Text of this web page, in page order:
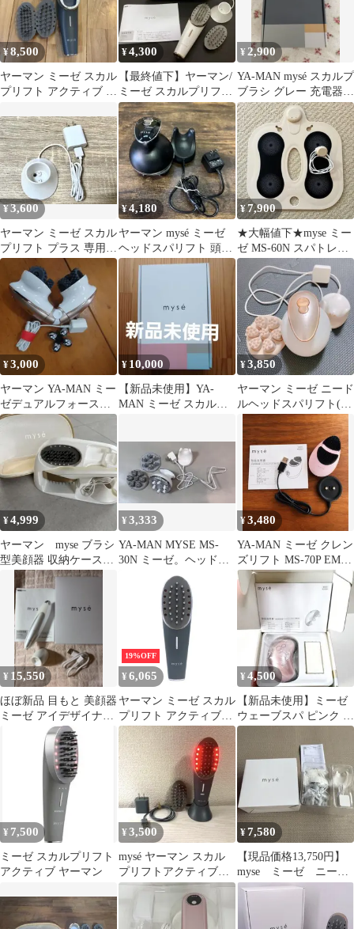
¥8,500
ヤーマン ミーゼ スカル
プリフト アクティブ プ
済】
¥4,300
【最終値下】ヤーマン/
ミーゼ スカルプリフト
ポーチセット/ mysé 美
顔器
¥2,900
YA-MAN mysé スカルプ
ブラシ グレー 充電器付
き
¥3,600
ヤーマン ミーゼ スカル
プリフト プラス 専用充
電スタンド アタッチメ
ント
¥4,180
ヤーマン mysé ミーゼ
ヘッドスパリフト 頭皮
マッサージャー 美顔器
¥7,900
★大幅値下★myse ミー
ゼ MS-60N スパトレー
ナー YA-MAN
¥3,000
ヤーマン YA-MAN ミー
ゼデュアルフォース
MS-21T
¥ 10,000
【新品未使用】YA-
MAN ミーゼ スカルプ
¥3,850
ヤーマン ミーゼ ニード
ルヘッドスパリフト(充
電器付き)
¥4,999
ヤーマン myse ブラシ
型美顔器 収納ケース付
¥3,333
YA-MAN MYSE MS-
30N ミーゼ。ヘッドス
パリフト(ゴールド)
¥3,480
YA-MAN ミーゼ クレン
ズリフト MS-70P EMS
洗顔
¥ 15,550
ほぼ新品 目もと 美顔器
ミーゼ アイデザイナー
MS72W ヤーマン
19%OFF
¥ 6,065
ヤーマン ミーゼ スカル
プリフト アクティブプ
ラス ms-82g 【良い
(B)】
¥ 4,500
【新品未使用】ミーゼ
ウェーブスパ ピンク 家
庭用美容器 MS50P ヤー
マン
¥ 7,500
ミーゼ スカルプリフト
アクティブ ヤーマン
¥3,500
mysé ヤーマン スカル
プリフトアクティブプ
ラス MS-82G（ジャン
¥7,580
【現品価格13,750円】
myse ミーゼ ニード
ルヘッドスパリフト
【新品】